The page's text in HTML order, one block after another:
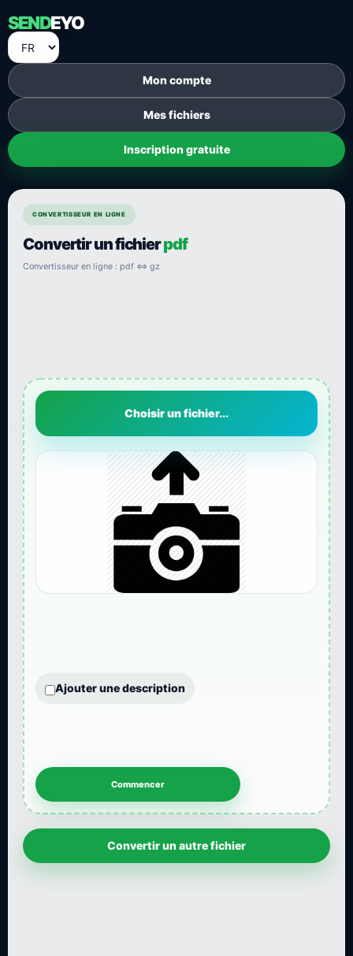
SENDEYO
Mon compte
Mes fichiers
Inscription gratuite
CONVERTISSEUR EN LIGNE
Convertir un fichierpdf
Convertisseur en ligne : pdf ⇔ gz
Choisir un fichier...
Ajouter une description
Convertir un autre fichier